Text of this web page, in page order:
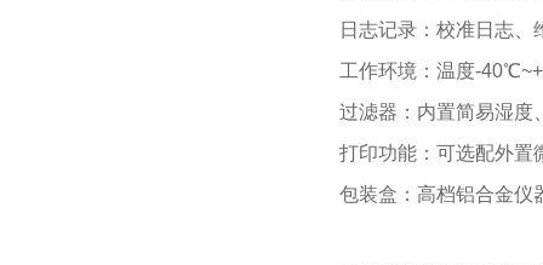
日志记录：校准日志
工作环境：温度-
过滤器：内置简易湿度
打印功能：可选配外置
包装盒：高档铝合金仪